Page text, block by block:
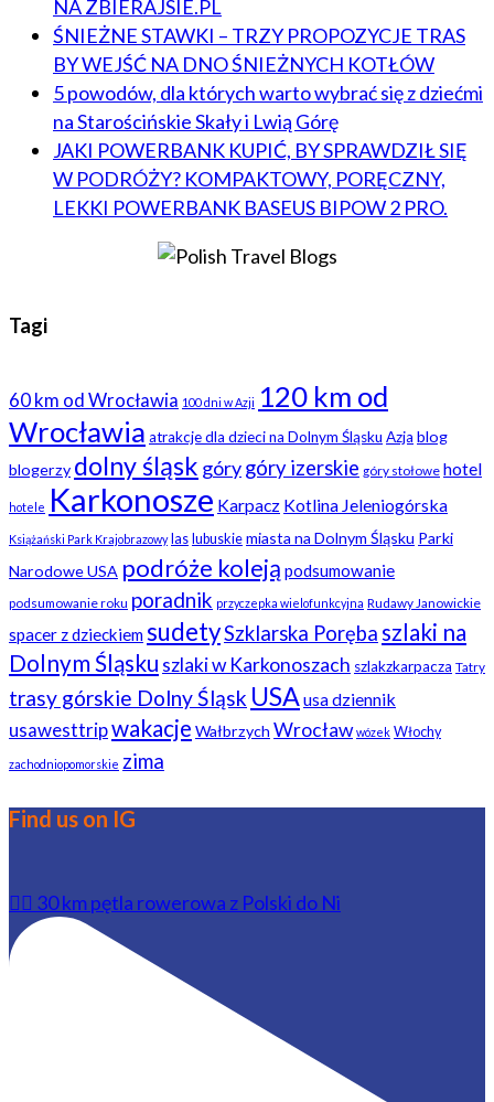
NA ZBIERAJSIE.PL
ŚNIEŻNE STAWKI – TRZY PROPOZYCJE TRAS
BY WEJŚĆ NA DNO ŚNIEŻNYCH KOTŁÓW
5 powodów, dla których warto wybrać się z dziećmi
na Starościńskie Skały i Lwią Górę
JAKI POWERBANK KUPIĆ, BY SPRAWDZIŁ SIĘ
W PODRÓŻY? KOMPAKTOWY, PORĘCZNY,
LEKKI POWERBANK BASEUS BIPOW 2 PRO.
Tagi
60 km od Wrocławia 100 dni w Azji 120 km od
Wrocławia atrakcje dla dzieci na Dolnym Śląsku Azja blog
blogerzy dolny śląsk górygóry izerskie góry stołowe hotel
hotele Karkonosze Karpacz Kotlina Jeleniogórska
Książański Park Krajobrazowy las lubuskie miasta na Dolnym Śląsku Parki
Narodowe USA podróże koleją podsumowanie
podsumowanie roku poradnik przyczepka wielofunkcyjna Rudawy Janowickie
spacer z dzieckiemsudetySzklarska Poręba szlaki na
Dolnym Śląsku szlaki w Karkonoszach szlakzkarpacza Tatry
trasy górskie Dolny Śląsk USA usa dziennik
usawesttripwakacje Wałbrzych Wrocław wózek Włochy
zachodniopomorskie zima
Find us on IG
🚴‍♂️ 30 km pętla rowerowa z Polski do Ni